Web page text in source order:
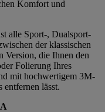
Komfort und
alle Sport-, Dualsport-
der klassischen
Version, die Ihnen den
Folierung Ihres
mit hochwertigem 3M-
entfernen lässt.